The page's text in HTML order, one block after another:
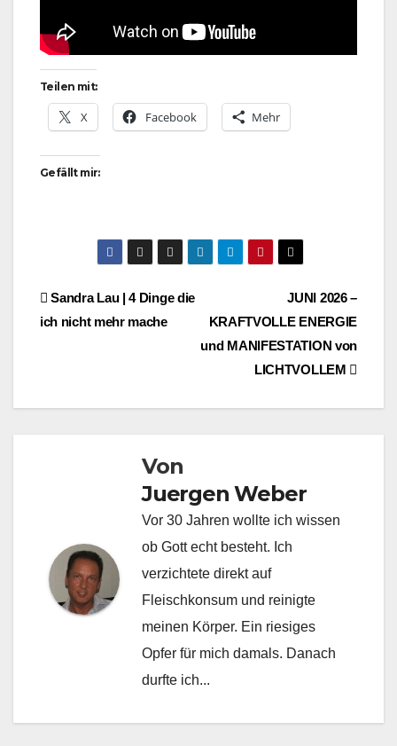
Teilen mit:
X Facebook Mehr
Gefällt mir:
BeitragsnavigationJUNI 2026 –
KRAFTVOLLE ENERGIE
und MANIFESTATION von
LICHTVOLLEM
Sandra Lau | 4 Dinge die
ich nicht mehr mache
Von
Juergen Weber
Vor 30 Jahren wollte ich wissen
ob Gott echt besteht. Ich
verzichtete direkt auf
Fleischkonsum und reinigte
meinen Körper. Ein riesiges
Opfer für mich damals. Danach
durfte ich...